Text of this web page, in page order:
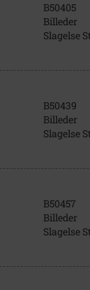
B50405
Billeder
Slagelse
B50439
Billeder
Slagelse
B50457
Billeder
Slagelse